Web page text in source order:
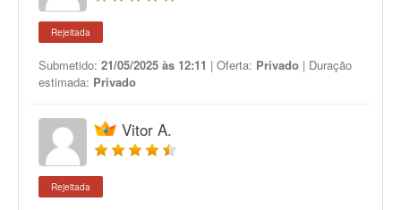
Rejeitada
Submetido: 21/05/2025 às 12:11 | Oferta: Privado | Duração
estimada: Privado
Vitor A.
Rejeitada